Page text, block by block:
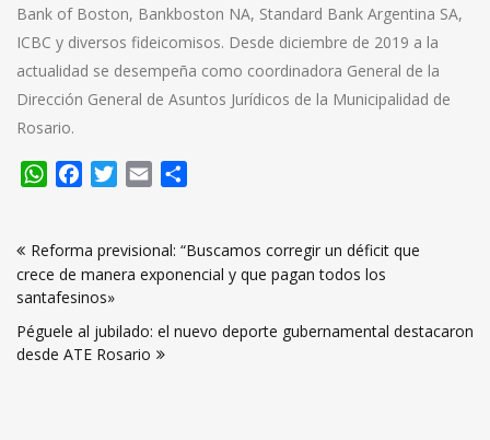
Bank of Boston, Bankboston NA, Standard Bank Argentina SA,
ICBC y diversos fideicomisos. Desde diciembre de 2019 a la
actualidad se desempeña como coordinadora General de la
Dirección General de Asuntos Jurídicos de la Municipalidad de
Rosario.
WhatsApp
FacebookTwitter
Email
de
entradas
Reforma previsional: “Buscamos corregir un déficit que
crece de manera exponencial y que pagan todos los
santafesinos»
Péguele al jubilado: el nuevo deporte gubernamental destacaron
desde ATE Rosario